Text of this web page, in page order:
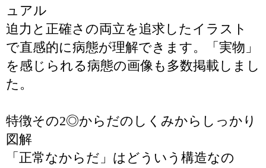
ュアル
迫力と正確さの両立を追求したイラスト
で直感的に病態が理解できます。「実物」
を感じられる病態の画像も多数掲載しまし
た。
特徴その2◎からだのしくみからしっかり
図解
「正常なからだ」はどういう構造なの